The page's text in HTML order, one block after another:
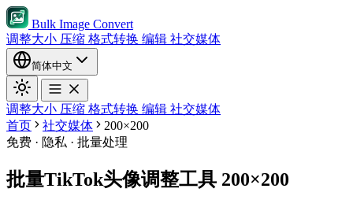
Bulk Image Convert
调整大小 压缩 格式转换 编辑 社交媒体
简体中文
调整大小 压缩 格式转换 编辑 社交媒体
首页
社交媒体
200×200
免费 · 隐私 · 批量处理
批量TikTok头像调整工具 200×200